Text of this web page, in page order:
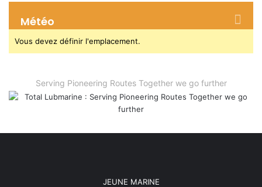
Météo
Vous devez définir l'emplacement.
Serving Pioneering Routes Together we go further
JEUNE MARINE